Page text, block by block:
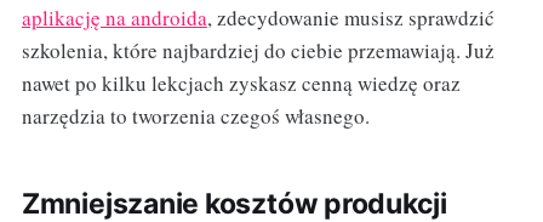
aplikację na androida, zdecydowanie musisz sprawdzić
szkolenia, które najbardziej do ciebie przemawiają. Już
nawet po kilku lekcjach zyskasz cenną wiedzę oraz
narzędzia to tworzenia czegoś własnego.
Zmniejszanie kosztów produkcji